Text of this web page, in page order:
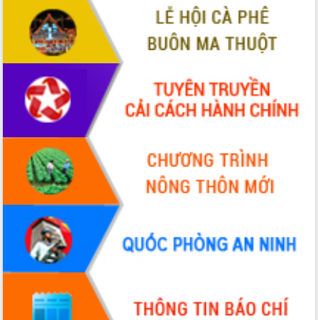
Xây dựng nông thôn mới: Nâng cao đời
sống người dân từ những mô hình thiết
thực
Quyết liệt tháo gỡ vướng mắc, đẩy
nhanh tiến độ các dự án trọng điểm
trong Khu kinh tế Nam Phú Yên
Hòn Yến phát triển du lịch gắn với bảo
tồn biển
Lấy ý kiến điều chỉnh Quy hoạch tỉnh
Đắk Lắk thời kỳ 2021-2030, tầm nhìn
đến năm 2050
Phát động chiến dịch 30 ngày đêm
giải phóng mặt bằng Tuyến đường bộ
ven biển
Đắk Lắk nỗ lực thúc đẩy tăng trưởng
kinh tế từ 10% trở lên trong Quý
II/2026
Đắk Lắk ký kết thỏa thuận hợp tác về
chuyển đổi số giai đoạn 2026 – 2030
với Tập đoàn Bưu chính Viễn thông
Việt Nam